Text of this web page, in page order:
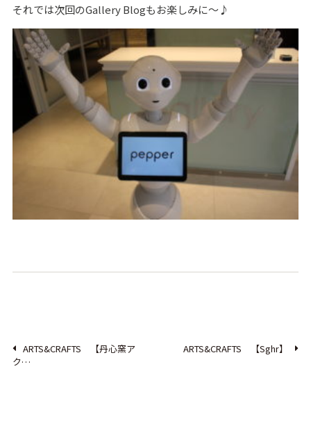
それでは次回のGallery Blogもお楽しみに～♪
ARTS&CRAFTS 【丹心窯ア
ク…
ARTS&CRAFTS 【Sghr】